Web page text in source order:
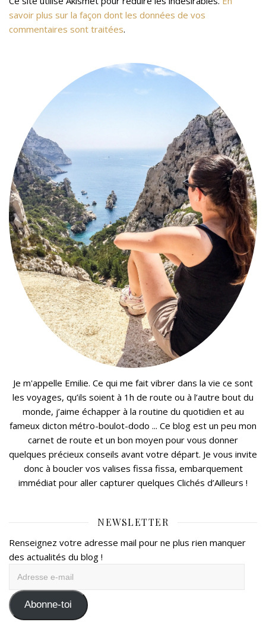
savoir plus sur la façon dont les données de vos
commentaires sont traitées.
Je m'appelle Emilie. Ce qui me fait vibrer dans la vie ce sont
les voyages, qu’ils soient à 1h de route ou à l’autre bout du
monde, j’aime échapper à la routine du quotidien et au
fameux dicton métro-boulot-dodo ... Ce blog est un peu mon
carnet de route et un bon moyen pour vous donner
quelques précieux conseils avant votre départ. Je vous invite
donc à boucler vos valises fissa fissa, embarquement
immédiat pour aller capturer quelques Clichés d’Ailleurs !
NEWSLETTER
Renseignez votre adresse mail pour ne plus rien manquer
des actualités du blog !
mail Abonne-toi